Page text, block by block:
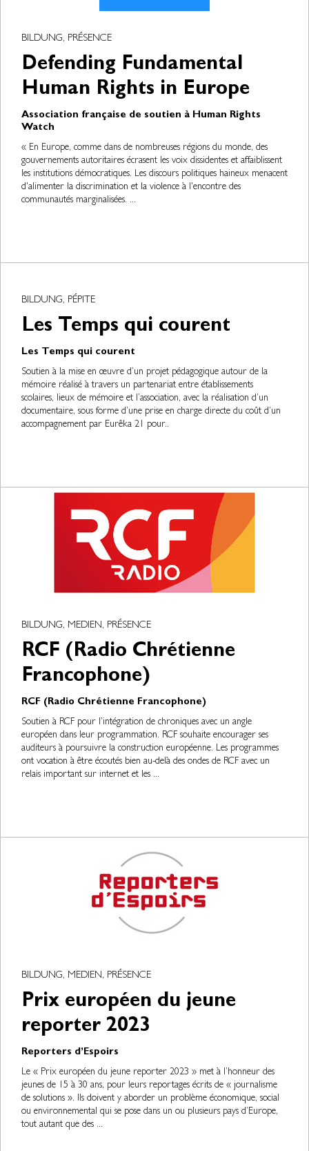
BILDUNG, PRÉSENCE
Defending Fundamental
Human Rights in Europe
Association française de soutien à Human Rights
Watch
« En Europe, comme dans de nombreuses régions du monde, des
gouvernements autoritaires écrasent les voix dissidentes et affaiblissent
les institutions démocratiques. Les discours politiques haineux menacent
d'alimenter la discrimination et la violence à l'encontre des
communautés marginalisées. ...
BILDUNG, PÉPITE
Les Temps qui courent
Les Temps qui courent
Soutien à la mise en œuvre d’un projet pédagogique autour de la
mémoire réalisé à travers un partenariat entre établissements
scolaires, lieux de mémoire et l’association, avec la réalisation d’un
documentaire, sous forme d’une prise en charge directe du coût d’un
accompagnement par Eurêka 21 pour..
BILDUNG, MEDIEN, PRÉSENCE
RCF (Radio Chrétienne
Francophone)
RCF (Radio Chrétienne Francophone)
Soutien à RCF pour l’intégration de chroniques avec un angle
européen dans leur programmation. RCF souhaite encourager ses
auditeurs à poursuivre la construction européenne. Les programmes
ont vocation à être écoutés bien au-delà des ondes de RCF avec un
relais important sur internet et les ...
BILDUNG, MEDIEN, PRÉSENCE
Prix européen du jeune
reporter 2023
Reporters d’Espoirs
Le « Prix européen du jeune reporter 2023 » met à l’honneur des
jeunes de 15 à 30 ans, pour leurs reportages écrits de « journalisme
de solutions ». Ils doivent y aborder un problème économique, social
ou environnemental qui se pose dans un ou plusieurs pays d’Europe,
tout autant que des ...